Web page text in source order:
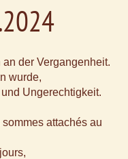
der Vergangenheit.
wurde,
Ungerechtigkeit.
attachés au